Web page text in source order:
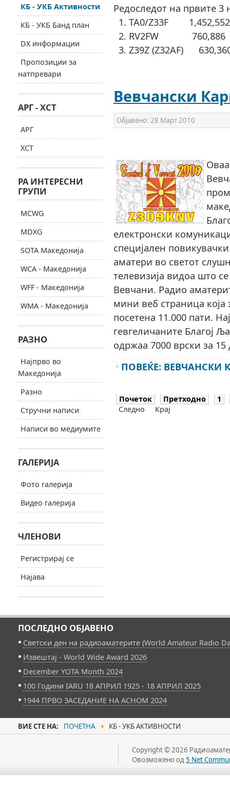
Редоследот на првите 3
1. TA0/Z33F 1,452,552
2. RV2FW 760,886
3. Z39Z (Z32AF)
Вевчански
Објавено: 28 Март 2010
електронски
специјален
аматери во светот
телевизија видоа што
Вевчани. Радио
мини веб страница која
посетена 11.000 пати.
гевгеличаните Благој
одржаа 7000 врски за 15
ПОВЕЌЕ: ВЕВЧАНСКИ
Почеток Претходно
1
Следно
Крај
КБ - УКБ Активности
КБ - УКБ Банд план
DX информации
Пропозиции за
натпревари
АРГ - ХСТ
АРГ
ХСТ
РА ИНТЕРЕСНИ
ГРУПИ
MCWG
MDXG
SOTA Македонија
WCA - Македонија
WFF - Македонија
WMA - Македонија
РАЗНО
Најпрво во
Македонија
Разно
Стручни написи
Написи во медиумите
ГАЛЕРИЈА
Фото галерија
Видео галерија
ЧЛЕНОВИ
Регистрирај се
Најава
ПОСЛЕДНО ОБЈАВЕНО
Светски ден на радиоаматерите (World Amateur Radio
Извештај - World Wide Award 2026
December YOTA Month 2024
100 Години IARU 18 АПРИЛ 1925 - 18 АПРИЛ 2025
1944 ПРВО ЗАСЕДАНИЕ НА АСНОМ 2024
ВИЕ СТЕ НА: ПОЧЕТНА КБ - УКБ АКТИВНОСТИ
Copyright © 2026
Овозможено од5 Net